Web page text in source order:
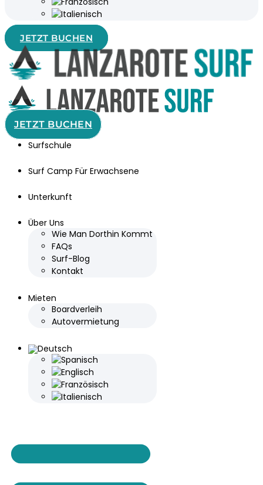
JETZT BUCHEN
JETZT BUCHEN
Surfschule
Surf Camp Für Erwachsene
Unterkunft
Über Uns
Wie Man Dorthin Kommt
FAQs
Surf-Blog
Kontakt
Mieten
Boardverleih
Autovermietung